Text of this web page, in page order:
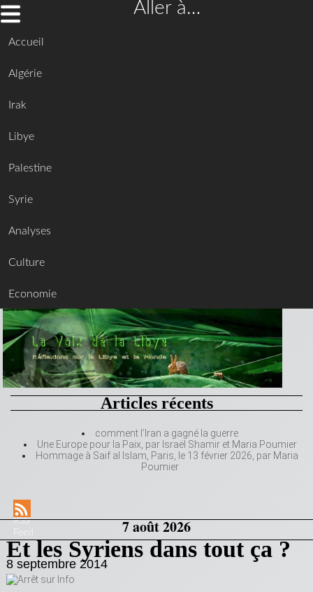
Aller à…
Accueil
Algérie
Irak
Libye
Palestine
Syrie
Analyses
Culture
Economie
Articles récents
comment l’Iran a gagné la guerre
Une Europe pour la Paix, par Israël Shamir et Maria Poumier
Hommage à Saif al Islam, Paris, le 13 février 2026, par Maria
Poumier
RSS
Feed
7 août 2026
Et les Syriens dans tout ça ?
8 septembre 2014